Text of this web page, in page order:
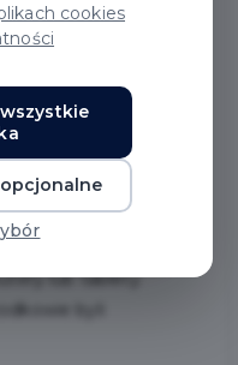
szans w dostępie do
sprzętu
lub tablety
cookies